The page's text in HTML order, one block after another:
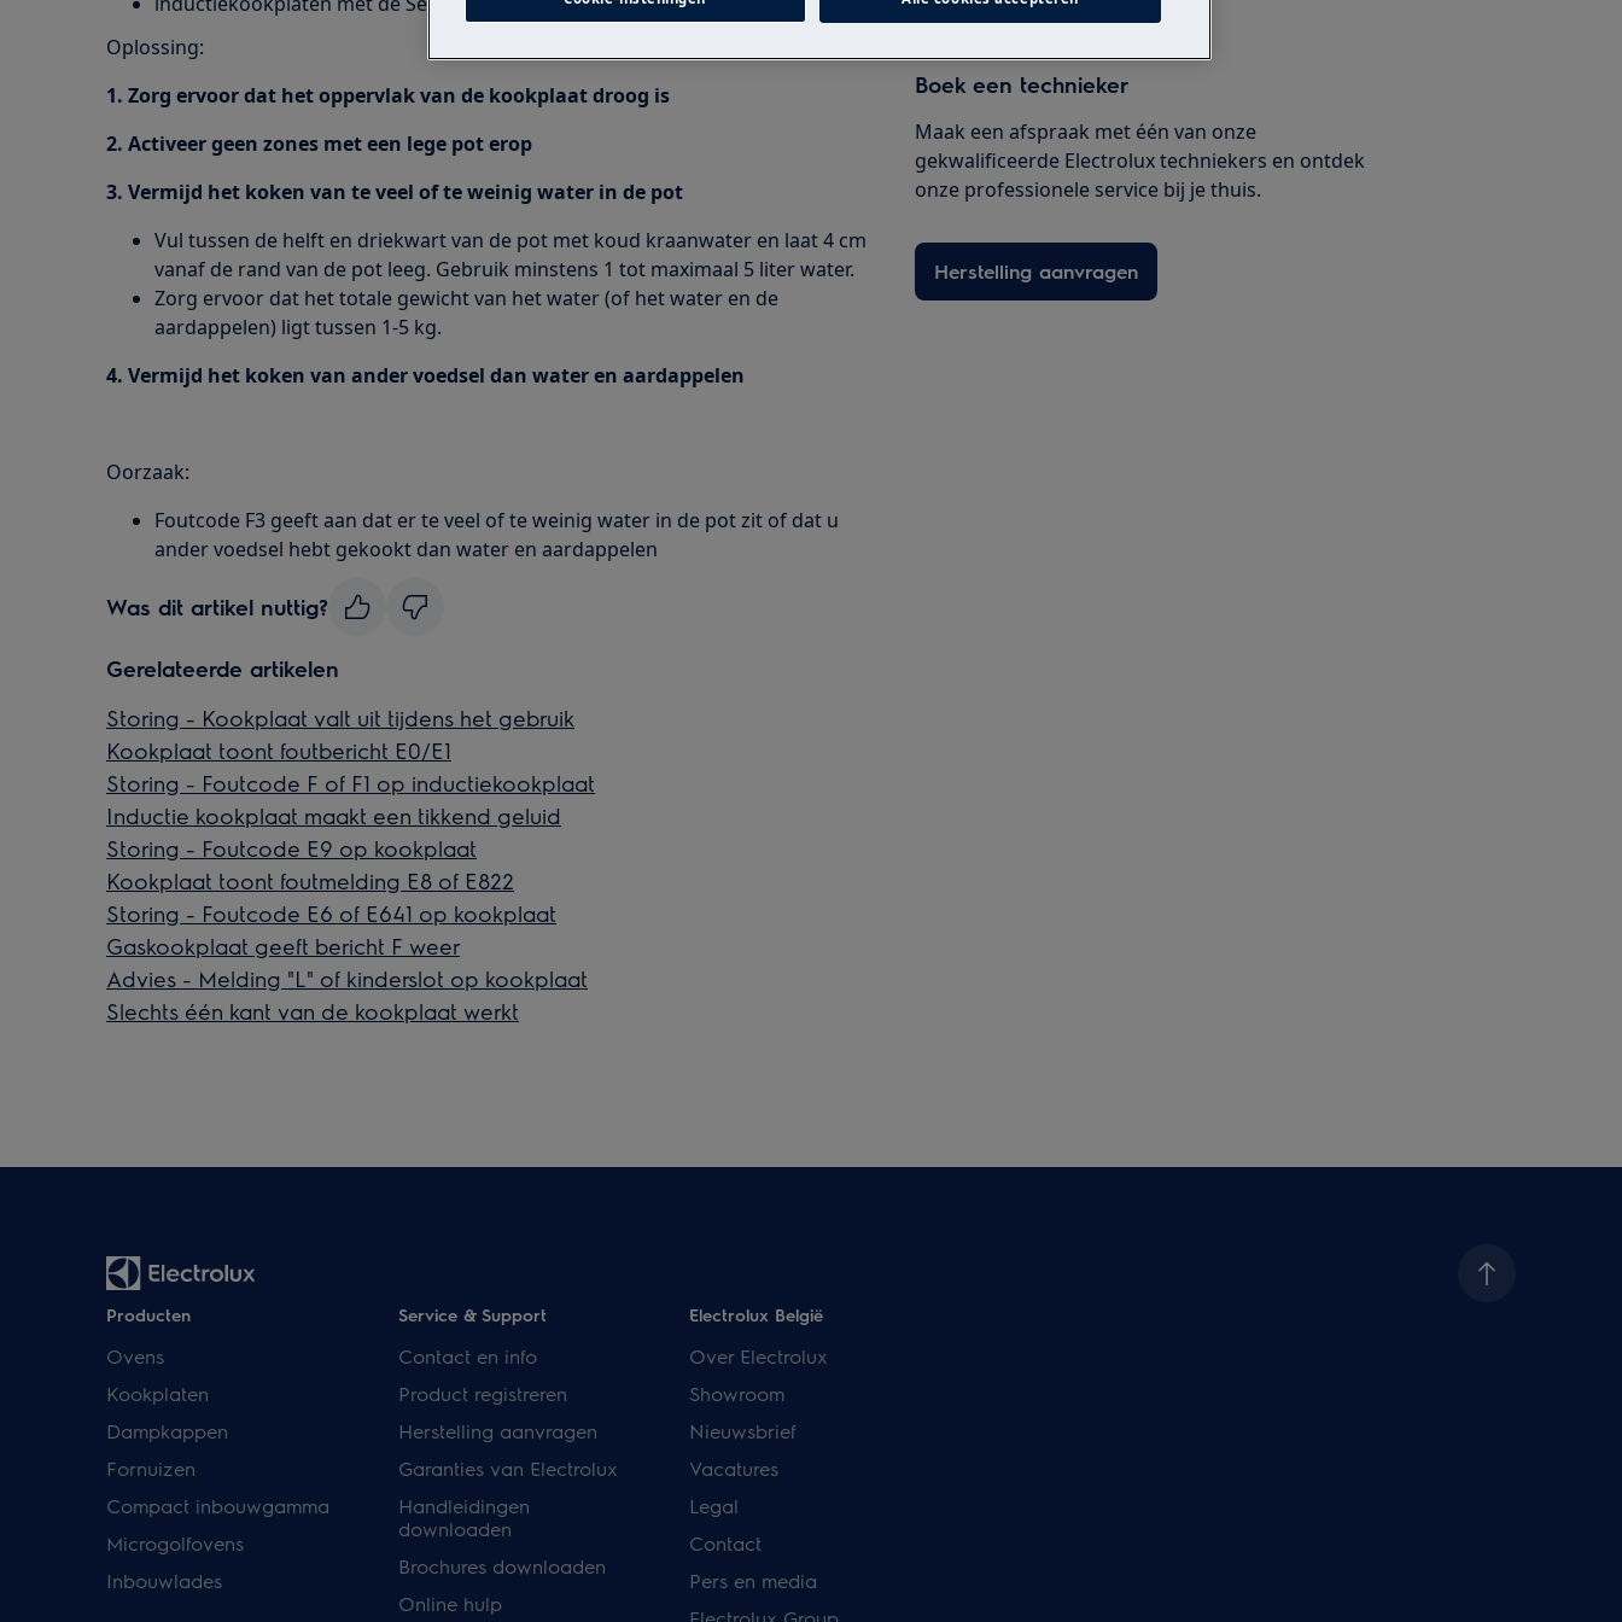
Oplossing:
1. Zorg ervoor dat het oppervlak van de kookplaat droog is
2. Activeer geen zones met een lege pot erop
3. Vermijd het koken van te veel of te weinig water in de pot
Vul tussen de helft en driekwart van de pot met koud kraanwater en laat 4 cm
vanaf de rand van de pot leeg. Gebruik minstens 1 tot maximaal 5 liter water.
Zorg ervoor dat het totale gewicht van het water (of het water en de
aardappelen) ligt tussen 1-5 kg.
4. Vermijd het koken van ander voedsel dan water en aardappelen
Oorzaak:
Foutcode F3 geeft aan dat er te veel of te weinig water in de pot zit of dat u
ander voedsel hebt gekookt dan water en aardappelen
Was dit artikel nuttig?
Gerelateerde artikelen
Storing - Kookplaat valt uit tijdens het gebruik
Kookplaat toont foutbericht E0/E1
Storing - Foutcode F of F1 op inductiekookplaat
Inductie kookplaat maakt een tikkend geluid
Storing - Foutcode E9 op kookplaat
Kookplaat toont foutmelding E8 of E822
Storing - Foutcode E6 of E641 op kookplaat
Gaskookplaat geeft bericht F weer
Advies - Melding "L" of kinderslot op kookplaat
Slechts één kant van de kookplaat werkt
Boek een technieker
Maak een afspraak met één van onze
gekwalificeerde Electrolux techniekers en ontdek
onze professionele service bij je thuis.
Herstelling aanvragen
Producten
Ovens
Kookplaten
Dampkappen
Fornuizen
Compact inbouwgamma
Microgolfovens
Inbouwlades
Service & Support
Contact en info
Product registreren
Herstelling aanvragen
Garanties van Electrolux
Handleidingen
downloaden
Brochures downloaden
Online hulp
Electrolux België
Over Electrolux
Showroom
Nieuwsbrief
Vacatures
Legal
Contact
Pers en media